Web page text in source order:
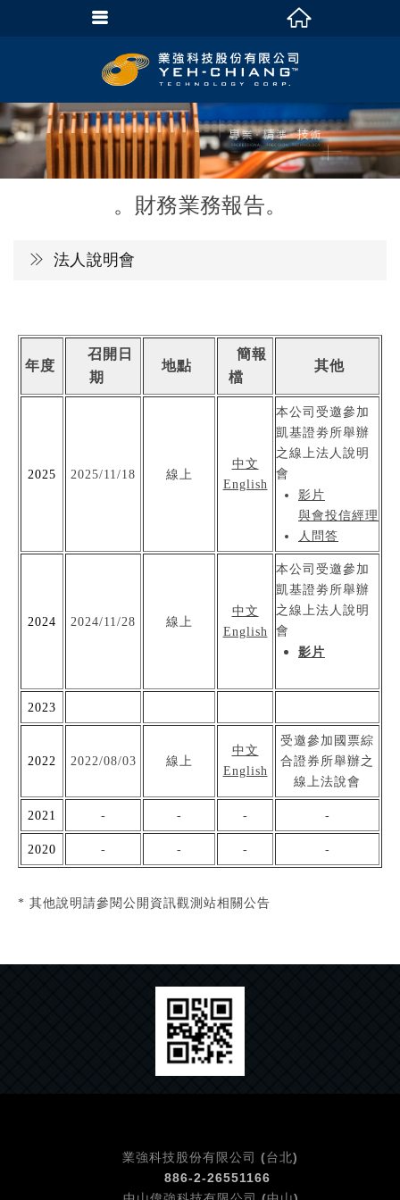
財務業務報告
法人說明會
年度
召開日
期
地點
簡報
檔
其他
2025 2025/11/18 線上
中文
English
本公司受邀參加
凱基證劵所舉辦
之線上法人說明
會
影片
與會投信經理
人問答
2024 2024/11/28 線上
中文
English
本公司受邀參加
凱基證劵所舉辦
之線上法人說明
會
影片
2023
2022 2022/08/03 線上
中文
English
受邀參加國票綜
合證券所舉辦之
線上法說會
2021 - - - -
2020 - - - -
* 其他說明請參閱公開資訊觀測站相關公告
業強科技股份有限公司 (台北)
886-2-26551166